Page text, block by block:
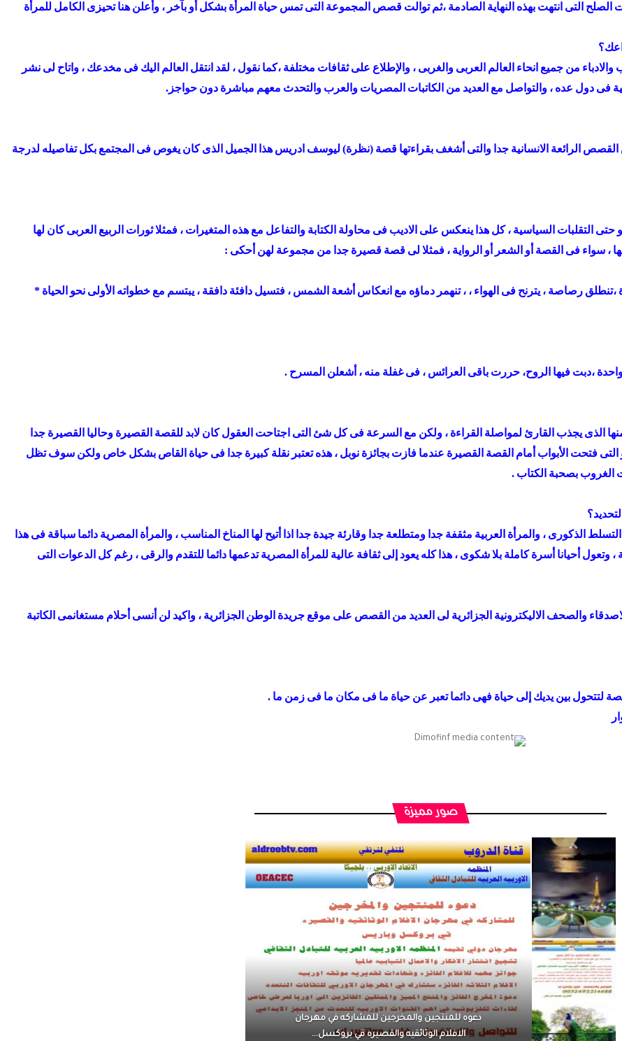
التى انتهت بهذه النهاية الصادمة ،ثم توالت قصص المجموعة التى تمس حياة المرأة بشكل أو بآخر ، وأعلن هنا تحيزى الكامل للمرأة
من جميع انحاء العالم العربى والغربى ، والإطلاع على ثقافات مختلفة ،كما نقول ، لقد انتقل العالم اليك فى مخدعك ، واتاح لى نشر
فى دول عده ، والتواصل مع العديد من الكاتبات المصريات والعرب والتحدث معهم مباشرة دون حواجز.
القصص الرائعة الانسانية جدا والتى أشغف بقراءتها قصة (نظرة) ليوسف ادريس هذا الجميل الذى كان يغوص فى المجتمع بكل تفاصيله لدرجة
التقلبات السياسية ، كل هذا ينعكس على الاديب فى محاولة الكتابة والتفاعل مع هذه المتغيرات ، فمثلا ثورات الربيع العربى كان لها
، سواء فى القصة أو الشعر أو الرواية ، فمثلا لى قصة قصيرة جدا من مجموعة لهن أحكى :
،تنطلق رصاصة ، يترنح فى الهواء ، ، تنهمر دماؤه مع انعكاس أشعة الشمس ، فتسيل دافئة دافقة ، يبتسم مع خطواته الأولى نحو الحياة *
،دبت فيها الروح، حررت باقى العرائس ، فى غفلة منه ، أشعلن المسرح .
الذى يجذب القارئ لمواصلة القراءة ، ولكن مع السرعة فى كل شئ التى اجتاحت العقول كان لابد للقصة القصيرة وحاليا القصيرة جدا
فتحت الأبواب أمام القصة القصيرة عندما فازت بجائزة نوبل ، هذه تعتبر نقلة كبيرة جدا فى حياة القاص بشكل خاص ولكن سوف تظل
الغروب بصحبة الكتاب .
الذكورى ، والمرأة العربية مثقفة جدا ومتطلعة جدا وقارئة جيدة جدا اذا أتيح لها المناخ المناسب ، والمرأة المصرية دائما سباقة فى هذا
أحيانا أسرة كاملة بلا شكوى ، هذا كله يعود إلى ثقافة عالية للمرأة المصرية تدعمها دائما للتقدم والرقى ، رغم كل الدعوات التى
والصحف الاليكترونية الجزائرية لى العديد من القصص على موقع جريدة الوطن الجزائرية ، واكيد لن أنسى أحلام مستغانمى الكاتبة
لتتحول بين يديك إلى حياة فهى دائما تعبر عن حياة ما فى مكان ما فى زمن ما .
صور مميزة
الرجل العظيم يكون مطمئناً ، يتحرر من القلق ،
بينما الرجل ضيق الأفق فعادة ما يكون متوتراً